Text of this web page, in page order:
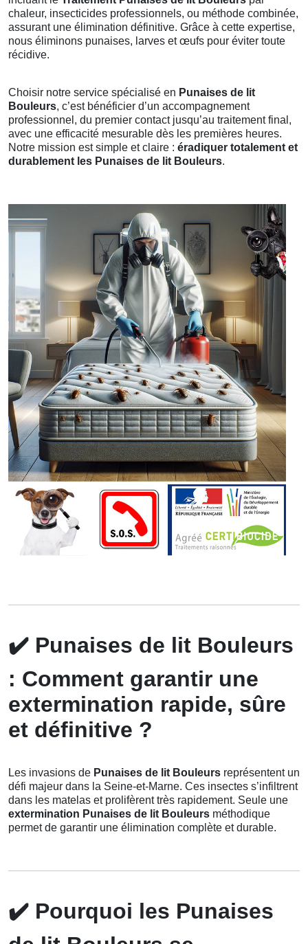
chaleur, insecticides professionnels, ou méthode combinée,
assurant une élimination définitive. Grâce à cette expertise,
nous éliminons punaises, larves et œufs pour éviter toute
récidive.
Choisir notre service spécialisé en Punaises de lit
Bouleurs, c’est bénéficier d’un accompagnement
professionnel, du premier contact jusqu’au traitement final,
avec une efficacité mesurable dès les premières heures.
Notre mission est simple et claire : éradiquer totalement et
durablement les Punaises de lit Bouleurs.
✔️ Punaises de lit Bouleurs
: Comment garantir une
extermination rapide, sûre
et définitive ?
Les invasions de Punaises de lit Bouleurs représentent un
défi majeur dans la Seine-et-Marne. Ces insectes s’infiltrent
dans les matelas et prolifèrent très rapidement. Seule une
extermination Punaises de lit Bouleurs méthodique
permet de garantir une élimination complète et durable.
✔️ Pourquoi les Punaises